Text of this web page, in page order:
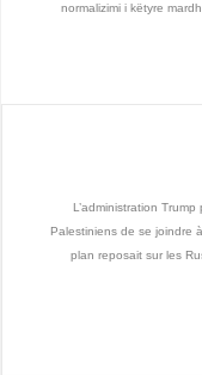
normalizimi i këtyre
L’administration
Palestiniens de se joindre
plan reposait sur les